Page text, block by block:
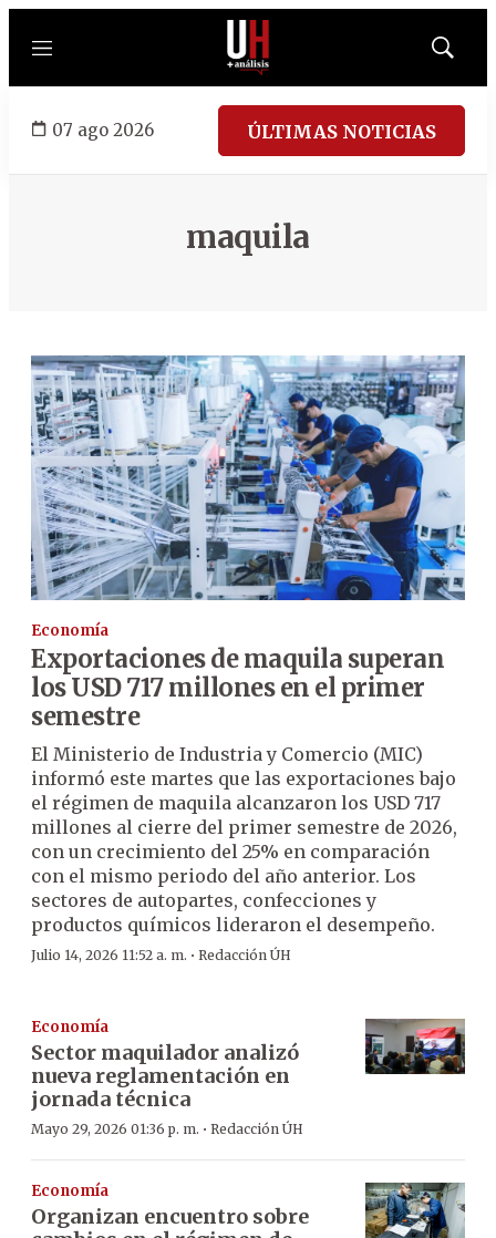
Menú
Mostrar
07 ago 2026 ÚLTIMAS NOTICIAS
maquila
Economía
Exportaciones de maquila superan
los USD 717 millones en el primer
semestre
El Ministerio de Industria y Comercio (MIC)
informó este martes que las exportaciones bajo
el régimen de maquila alcanzaron los USD 717
millones al cierre del primer semestre de 2026,
con un crecimiento del 25% en comparación
con el mismo periodo del año anterior. Los
sectores de autopartes, confecciones y
productos químicos lideraron el desempeño.
Julio 14, 2026 11:52 a. m. · Redacción ÚH
Economía
Sector maquilador analizó
nueva reglamentación en
jornada técnica
Mayo 29, 2026 01:36 p. m. · Redacción ÚH
Economía
Organizan encuentro sobre